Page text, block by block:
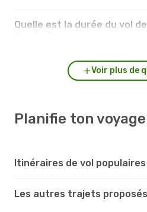
Quelle est la durée du vol
Voir plus de
Planifie ton voyage
Itinéraires de vol populaires
Les autres trajets proposés